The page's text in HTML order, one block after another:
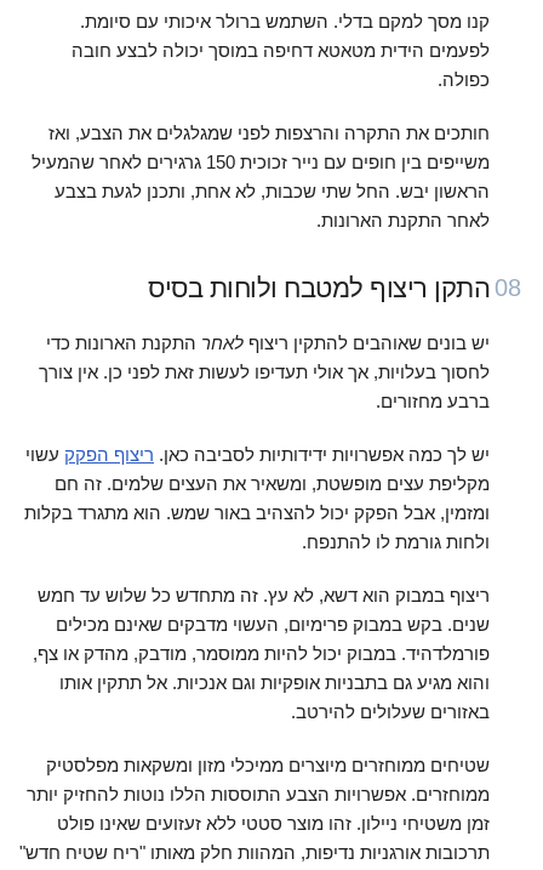
קנו מסך למקם בדלי. השתמש ברולר איכותי עם סיומת.
לפעמים הידית מטאטא דחיפה במוסך יכולה לבצע חובה
כפולה.
חותכים את התקרה והרצפות לפני שמגלגלים את הצבע, ואז
משייפים בין חופים עם נייר זכוכית 150 גרגירים לאחר שהמעיל
הראשון יבש. החל שתי שכבות, לא אחת, ותכנן לגעת בצבע
לאחר התקנת הארונות.
08 התקן ריצוף למטבח ולוחות בסיס
יש בונים שאוהבים להתקין ריצוף לאחר התקנת הארונות כדי
לחסוך בעלויות, אך אולי תעדיפו לעשות זאת לפני כן. אין צורך
ברבע מחזורים.
יש לך כמה אפשרויות ידידותיות לסביבה כאן. ריצוף הפקק עשוי
מקליפת עצים מופשטת, ומשאיר את העצים שלמים. זה חם
ומזמין, אבל הפקק יכול להצהיב באור שמש. הוא מתגרד בקלות
ולחות גורמת לו להתנפח.
ריצוף במבוק הוא דשא, לא עץ. זה מתחדש כל שלוש עד חמש
שנים. בקש במבוק פרימיום, העשוי מדבקים שאינם מכילים
פורמלדהיד. במבוק יכול להיות ממוסמר, מודבק, מהדק או צף,
והוא מגיע גם בתבניות אופקיות וגם אנכיות. אל תתקין אותו
באזורים שעלולים להירטב.
שטיחים ממוחזרים מיוצרים ממיכלי מזון ומשקאות מפלסטיק
ממוחזרים. אפשרויות הצבע התוססות הללו נוטות להחזיק יותר
זמן משטיחי ניילון. זהו מוצר סטטי ללא זעזועים שאינו פולט
תרכובות אורגניות נדיפות, המהוות חלק מאותו "ריח שטיח חדש"